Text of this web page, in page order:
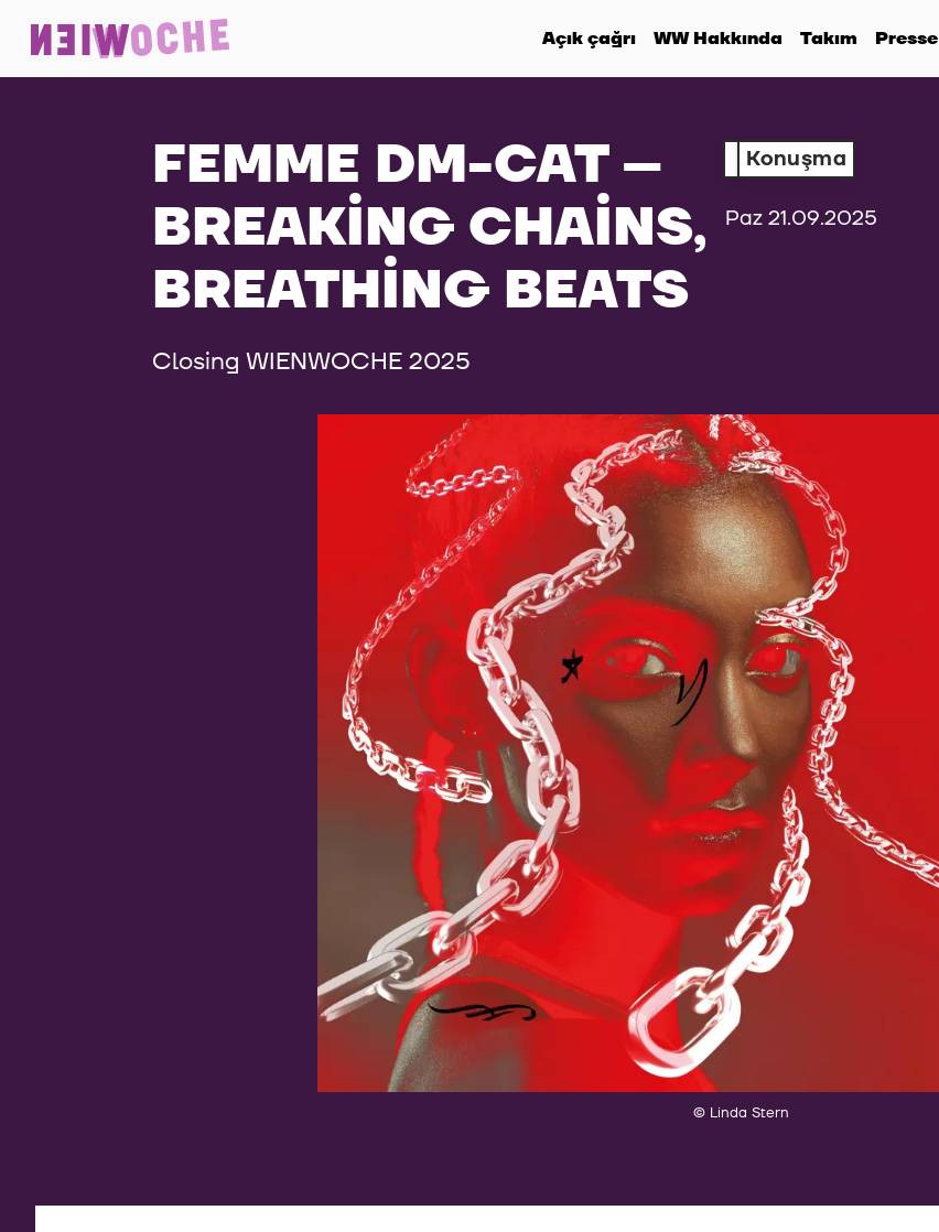
Açık çağrı WW Hakkında Takım Presse
FEMME DM-CAT –
BREAKING CHAINS,
BREATHING BEATS
Closing WIENWOCHE 2025
Konuşma
Paz 21.09.2025
© Linda Stern